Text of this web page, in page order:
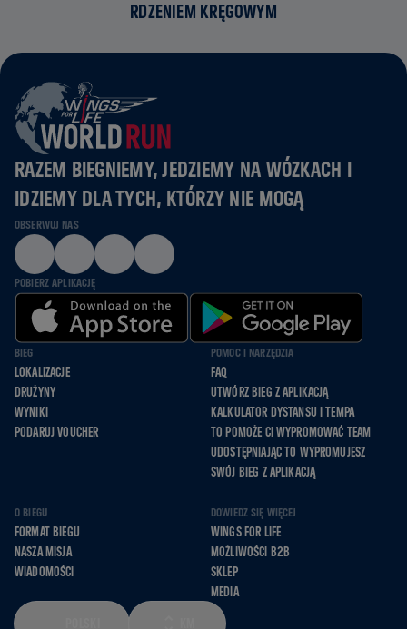
RDZENIEM KRĘGOWYM
RAZEM BIEGNIEMY, JEDZIEMY NA WÓZKACH I
IDZIEMY DLA TYCH, KTÓRZY NIE MOGĄ
OBSERWUJ NAS
POBIERZ APLIKACJĘ
BIEG
LOKALIZACJE
DRUŻYNY
WYNIKI
PODARUJ VOUCHER
POMOC I NARZĘDZIA
FAQ
UTWÓRZ BIEG Z APLIKACJĄ
KALKULATOR DYSTANSU I TEMPA
TO POMOŻE CI WYPROMOWAĆ TEAM
UDOSTĘPNIAJĄC TO WYPROMUJESZ
SWÓJ BIEG Z APLIKACJĄ
O BIEGU
FORMAT BIEGU
NASZA MISJA
WIADOMOŚCI
DOWIEDZ SIĘ WIĘCEJ
WINGS FOR LIFE
MOŻLIWOŚCI B2B
SKLEP
MEDIA